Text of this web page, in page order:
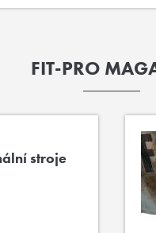
FIT-PRO
stroje